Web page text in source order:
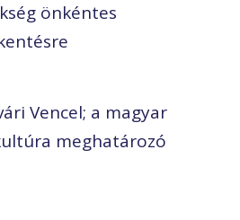
önkéntes
Vencel; a magyar
meghatározó